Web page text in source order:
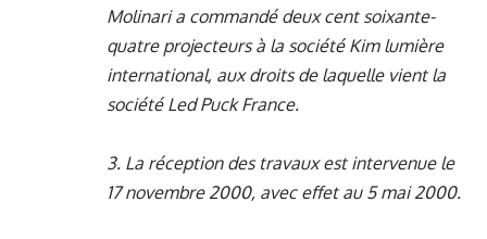
Molinari a commandé deux cent soixante-
quatre projecteurs à la société Kim lumière
international, aux droits de laquelle vient la
société Led Puck France.
3. La réception des travaux est intervenue le
17 novembre 2000, avec effet au 5 mai 2000.